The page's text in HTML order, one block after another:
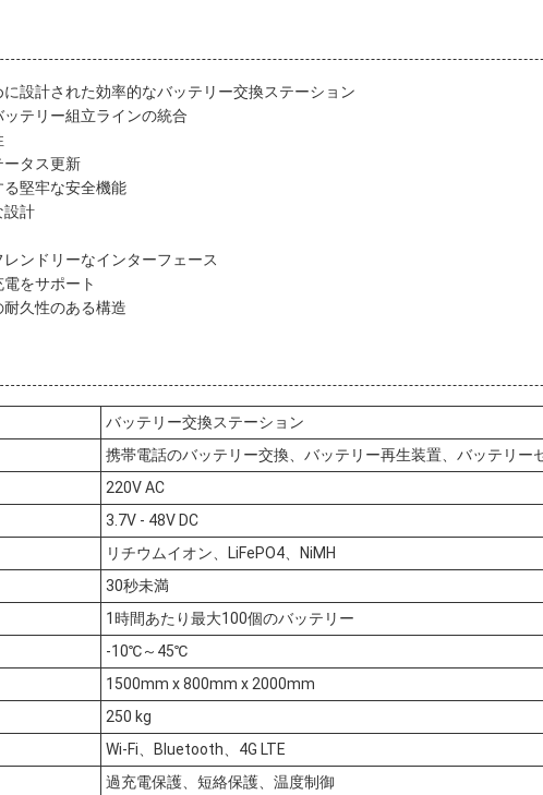
設計された効率的なバッテリー交換ステーション
テリー組立ラインの統合
ータス更新
堅牢な安全機能
設計
ンドリーなインターフェース
をサポート
久性のある構造
バッテリー交換ステーション
携帯電話のバッテリー交換、バッテリー再生装置、バッテリー
220V AC
3.7V - 48V DC
リチウムイオン、LiFePO4、NiMH
30秒未満
1時間あたり最大100個のバッテリー
-10℃～45℃
1500mm x 800mm x 2000mm
250 kg
Wi-Fi、Bluetooth、4G LTE
過充電保護、短絡保護、温度制御